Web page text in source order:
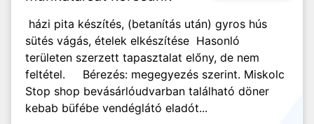
házi pita készítés, (betanítás után) gyros hús
sütés vágás, ételek elkészítése Hasonló
területen szerzett tapasztalat előny, de nem
feltétel. Bérezés: megegyezés szerint. Miskolc
Stop shop bevásárlóudvarban található döner
kebab büfébe vendéglátó eladót...